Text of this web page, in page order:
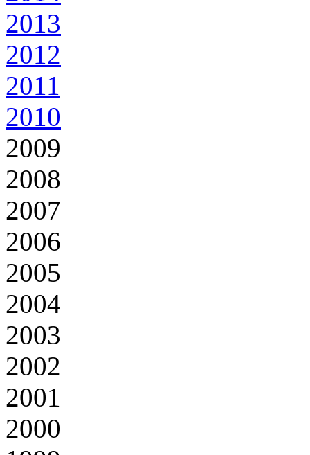
2013
2012
2011
2010
2009
2008
2007
2006
2005
2004
2003
2002
2001
2000